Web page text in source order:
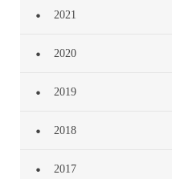
2021
2020
2019
2018
2017